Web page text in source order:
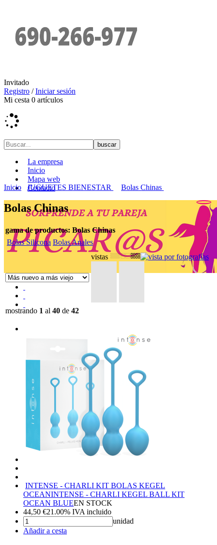
Invitado
Registro /Iniciar sesión
Mi cesta 0 artículos
La empresa
Inicio
Mapa web
Contacto
Inicio JUGUETES BIENESTAR Bolas Chinas
Bolas Chinas
gama de productos: Bolas Chinas
Bolas Silicona Bolas Anales
vistas
mostrando 1 al 40 de 42
INTENSE - CHARLI KIT BOLAS KEGEL
OCEANINTENSE - CHARLI KEGEL BALL KIT
OCEAN BLUEEN STOCK
44,50 €21.00% IVA incluido
unidad
Añadir a cesta